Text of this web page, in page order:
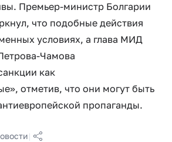
Премьер-министр Болгарии
что подобные действия
условиях, а глава МИД
Чамова
как
отметив, что они могут быть
пропаганды.
|